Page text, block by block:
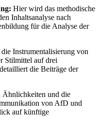
Hier wird das methodische
Inhaltsanalyse nach
für die Analyse der
Instrumentalisierung von
Stilmittel auf drei
die Beiträge der
Ähnlichkeiten und die
von AfD und
auf künftige